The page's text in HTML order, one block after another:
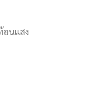
อนแสง